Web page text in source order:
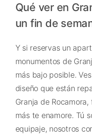
Qué ver en
un fin de
Y si reservas un
monumentos de
más bajo posible.
diseño que están
Granja de
más te enamore. Tú
equipaje, nosotros